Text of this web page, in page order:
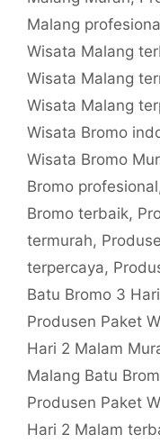
Malang
Wisata Malang
Wisata Malang
Wisata Malang
Wisata Bromo
Wisata Bromo
Bromo profesional
Bromo terbaik,
termurah,
terpercaya,
Batu Bromo 3
Produsen Paket
Hari 2 Malam
Malang Batu
Produsen Paket
Hari 2 Malam